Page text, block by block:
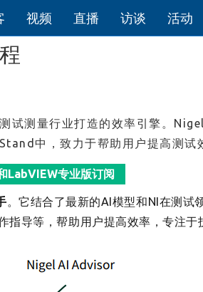
视频 直播 访谈 活动
试测量行业打造的效率引擎。
中，致力于帮助用户提高测试
LabVIEW专业版订阅
。它结合了最新的AI模型和NI在测试
导等，帮助用户提高效率，专注于